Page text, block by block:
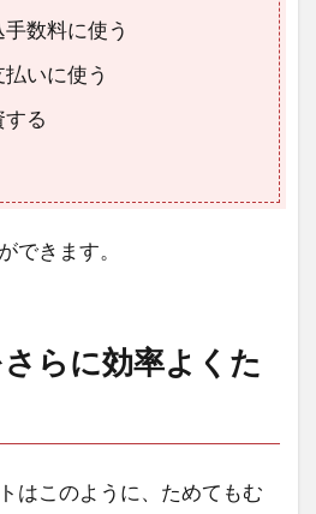
数料に使う
いに使う
る
できます。
らに効率よくた
はこのように、ためてもむ